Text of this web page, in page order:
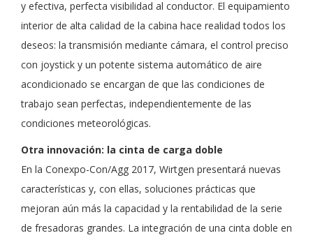
y efectiva, perfecta visibilidad al conductor. El equipamiento
interior de alta calidad de la cabina hace realidad todos los
deseos: la transmisión mediante cámara, el control preciso
con joystick y un potente sistema automático de aire
acondicionado se encargan de que las condiciones de
trabajo sean perfectas, independientemente de las
condiciones meteorológicas.
Otra innovación: la cinta de carga doble
En la Conexpo-Con/Agg 2017, Wirtgen presentará nuevas
características y, con ellas, soluciones prácticas que
mejoran aún más la capacidad y la rentabilidad de la serie
de fresadoras grandes. La integración de una cinta doble en